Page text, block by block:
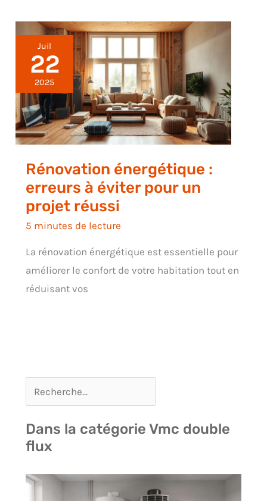
Juil
22
2025
Rénovation énergétique :
erreurs à éviter pour un
projet réussi
5 minutes de lecture
La rénovation énergétique est essentielle pour
améliorer le confort de votre habitation tout en
réduisant vos
Dans la catégorie Vmc double
flux